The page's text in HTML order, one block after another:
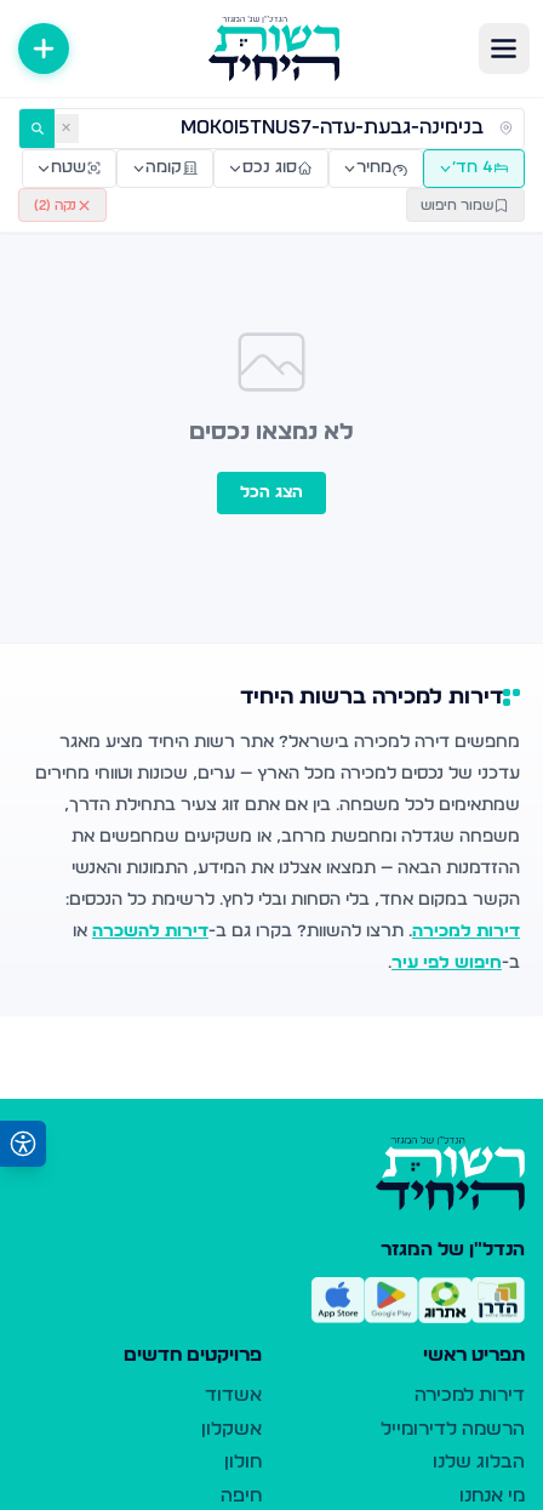
דירות למכירה ולהשכרה — רשות היחיד ✕
4 חד׳ מחיר סוג נכס קומה שטח
שמור חיפוש נקה (2
)
לא נמצאו נכסים
הצג הכל
דירות למכירה ברשות היחיד
מחפשים דירה למכירה בישראל? אתר רשות היחיד מציע מאגר
עדכני של נכסים למכירה מכל הארץ — ערים, שכונות וטווחי מחירים
שמתאימים לכל משפחה. בין אם אתם זוג צעיר בתחילת הדרך,
משפחה שגדלה ומחפשת מרחב, או משקיעים שמחפשים את
ההזדמנות הבאה — תמצאו אצלנו את המידע, התמונות והאנשי
הקשר במקום אחד, בלי הסחות ובלי לחץ. לרשימת כל הנכסים:
דירות למכירה. תרצו להשוות? בקרו גם ב-דירות להשכרה או
ב-חיפוש לפי עיר.
הנדל"ן של המגזר
תפריט ראשי
דירות למכירה
הרשמה לדירומייל
הבלוג שלנו
מי אנחנו
פרויקטים חדשים
אשדוד
אשקלון
חולון
חיפה